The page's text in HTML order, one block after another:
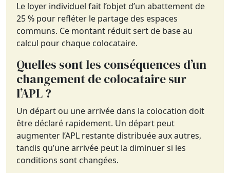
Le loyer individuel fait l’objet d’un abattement de
25 % pour refléter le partage des espaces
communs. Ce montant réduit sert de base au
calcul pour chaque colocataire.
Quelles sont les conséquences d’un
changement de colocataire sur
l’APL ?
Un départ ou une arrivée dans la colocation doit
être déclaré rapidement. Un départ peut
augmenter l’APL restante distribuée aux autres,
tandis qu’une arrivée peut la diminuer si les
conditions sont changées.